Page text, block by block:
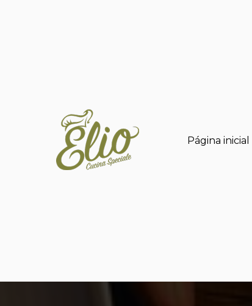
Página inicial